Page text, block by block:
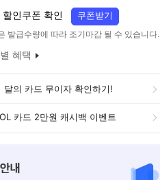
할인쿠폰 확인 쿠폰받기
발급수량에 따라 조기마감 될 수 있습니다.
혜택
달의 카드 무이자 확인하기!
카드 2만원 캐시백 이벤트